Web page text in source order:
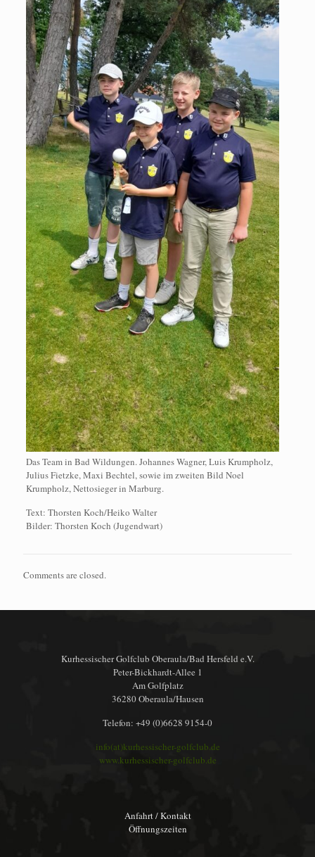
Das Team in Bad Wildungen. Johannes Wagner, Luis Krumpholz,
Julius Fietzke, Maxi Bechtel, sowie im zweiten Bild Noel
Krumpholz, Nettosieger in Marburg.
Text: Thorsten Koch/Heiko Walter
Bilder: Thorsten Koch (Jugendwart)
Comments are closed.
Kurhessischer Golfclub Oberaula/Bad Hersfeld e.V.
Peter-Bickhardt-Allee 1
Am Golfplatz
36280 Oberaula/Hausen
Telefon: +49 (0)6628 9154-0
info(at)kurhessischer-golfclub.de
www.kurhessischer-golfclub.de
Anfahrt / Kontakt
Öffnungszeiten